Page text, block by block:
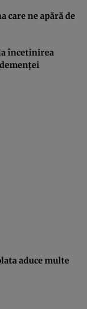
care ne apără de
încetinirea
aduce multe